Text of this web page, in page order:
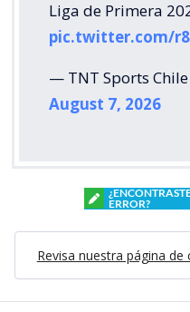
Liga de Primera
pic.twitter.com/
— TNT Sports Chile
August 7, 2026
ERROR?
Revisa nuestra página de